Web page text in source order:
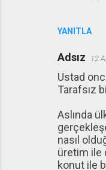
YANITLA
Adsız 12
Ustad
Tarafsız
Aslında
nasıl
üretim ile
konut ile